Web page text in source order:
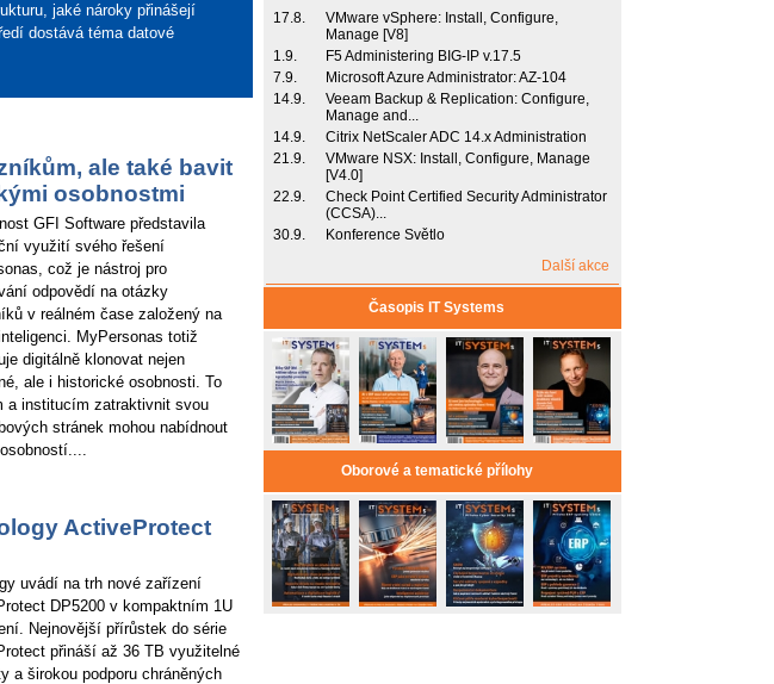
jaké nároky přinášejí
dostává téma datové
ale také bavit
osobnostmi
GFI Software představila
využití svého řešení
což je nástroj pro
odpovědí na otázky
v reálném čase založený na
MyPersonas totiž
digitálně klonovat nejen
ale i historické osobnosti. To
a institucím zatraktivnit svou
stránek mohou nabídnout
ActiveProtect
uvádí na trh nové zařízení
DP5200 v kompaktním 1U
Nejnovější přírůstek do série
přináší až 36 TB využitelné
a širokou podporu chráněných
17.8.
VMware vSphere: Install, Configure,
Manage [V8]
1.9.
F5 Administering BIG-IP v.17.5
7.9.
Microsoft Azure Administrator: AZ-104
14.9.
Veeam Backup & Replication: Configure,
Manage and...
14.9.
Citrix NetScaler ADC 14.x Administration
21.9.
VMware NSX: Install, Configure, Manage
[V4.0]
22.9.
Check Point Certified Security Administrator
(CCSA)...
30.9.
Konference Světlo
Další akce
Časopis IT Systems
Oborové a tematické přílohy